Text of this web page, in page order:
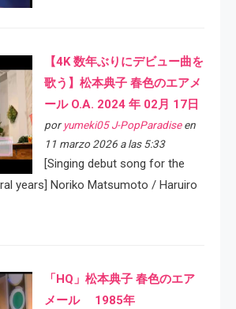
【4K 数年ぶりにデビュー曲を
歌う】松本典子 春色のエアメ
ール O.A. 2024 年 02月 17日
por yumeki05 J-PopParadiseen
11 marzo 2026 a las 5:33
[Singing debut song for the
years] Noriko Matsumoto / Haruiro
「HQ」松本典子 春色のエア
メール 1985年